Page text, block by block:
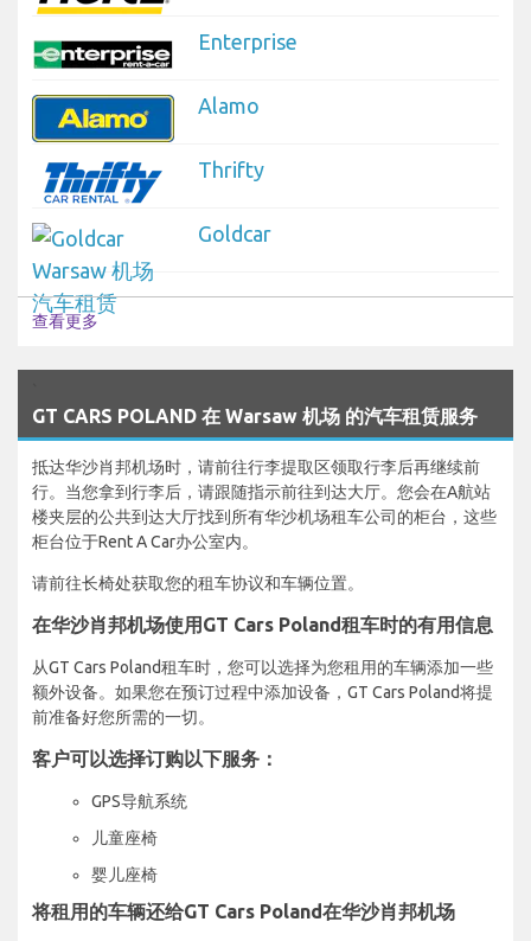
Enterprise
Alamo
Thrifty
Goldcar
查看更多
GT CARS POLAND 在 Warsaw 机场 的汽车租赁服务
抵达华沙肖邦机场时，请前往行李提取区领取行李后再继续前
行。当您拿到行李后，请跟随指示前往到达大厅。您会在A航站
楼夹层的公共到达大厅找到所有华沙机场租车公司的柜台，这些
柜台位于Rent A Car办公室内。
请前往长椅处获取您的租车协议和车辆位置。
在华沙肖邦机场使用GT Cars Poland租车时的有用信息
从GT Cars Poland租车时，您可以选择为您租用的车辆添加一些
额外设备。如果您在预订过程中添加设备，GT Cars Poland将提
前准备好您所需的一切。
客户可以选择订购以下服务：
GPS导航系统
儿童座椅
婴儿座椅
将租用的车辆还给GT Cars Poland在华沙肖邦机场